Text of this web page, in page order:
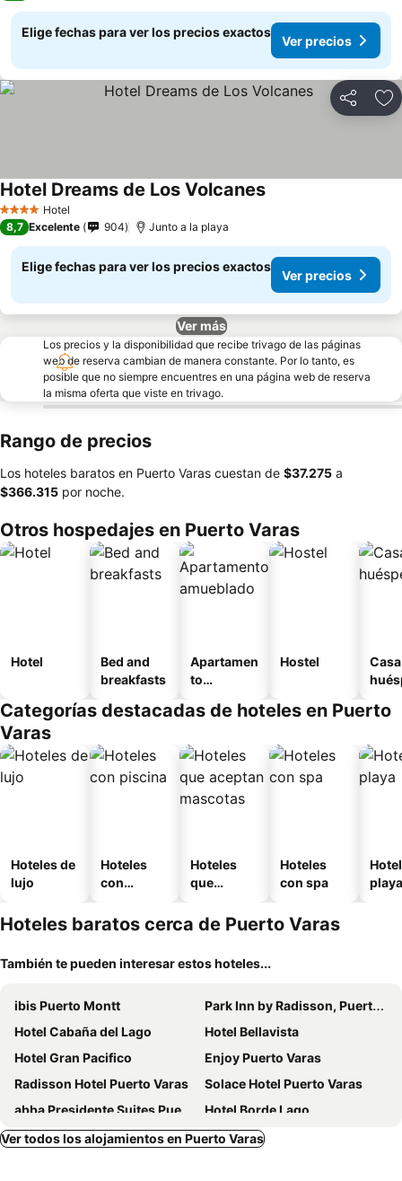
Elige fechas para ver los precios exactos
Ver precios
Compartir
4 EstrellasHotel
Hotel Dreams de Los VolcanesVer precios
8,7 Excelente 904 Junto a la playa
Elige fechas para ver los precios exactos
Ver precios
Ver más
Los precios y la disponibilidad que recibe trivago de las páginas
web de reserva cambian de manera constante. Por lo tanto, es
posible que no siempre encuentres en una página web de reserva
la misma oferta que viste en trivago.
Rango de precios
Los hoteles baratos en Puerto Varas cuestan de ‎$37.275 a
‎$366.315 por noche.
Otros hospedajes en Puerto Varas
Hotel
Bed and
breakfasts
Apartamen
to
o
Hostel
Categorías destacadas de hoteles en Puerto
Varas
Hoteles de
lujo
Hoteles
con
Hoteles
que
mascotas
Hoteles
con spa
playa
Hoteles baratos cerca de Puerto Varas
También te pueden interesar estos hoteles...
ibis Puerto Montt
Park Inn by Radisson, Puerto Varas
Hotel Cabaña del Lago
Hotel Bellavista
Hotel Gran Pacifico
Enjoy Puerto Varas
Radisson Hotel Puerto Varas
Solace Hotel Puerto Varas
abba Presidente Suites Puerto Montt
Hotel Borde Lago
Hotel Angelmontt
Novotel Puerto Montt
Ver todos los alojamientos en Puerto Varas